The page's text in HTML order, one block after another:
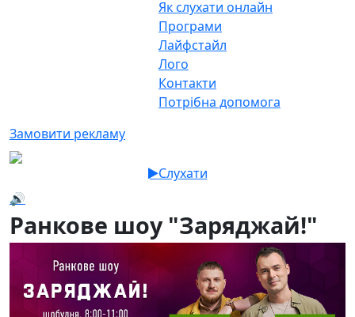
Як слухати онлайн
Програми
Лайфстайл
Лого
Контакти
Потрібна допомога
Замовити рекламу
Слухати
🔊
Ранкове шоу "Заряджай!"